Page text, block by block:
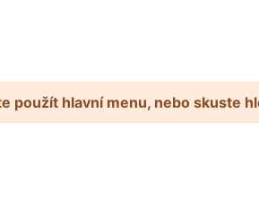
použít hlavní menu, nebo skuste